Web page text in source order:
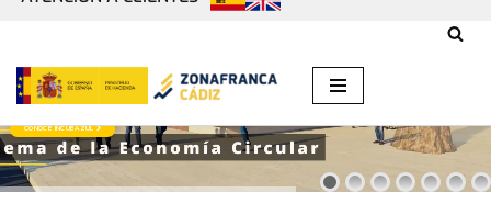
ZONA BASE CÁDIZ
INCUBAZUL
CONOCE INCUBAZUL